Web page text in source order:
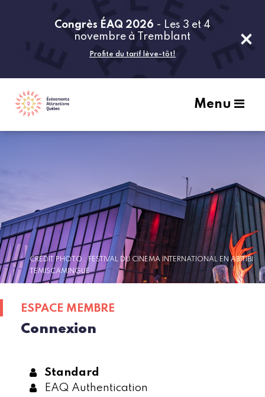
Congrès ÉAQ 2026 - Les 3 et 4
novembre à Tremblant
Profite du tarif lève-tôt!
Menu
CRÉDIT PHOTO : FESTIVAL DU CINEMA INTERNATIONAL EN ABITIBI
TEMISCAMINGUE
ESPACE MEMBRE
Connexion
Standard
EAQ Authentication